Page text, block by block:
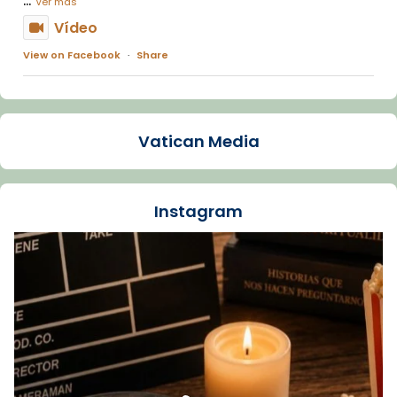
Vídeo
View on Facebook · Share
Arquebisbat de Barcelona
La Carmina va patir depressió. Fa gairebé
dos mesos, a l'Estadi Lluís Companys, la
Recupera l'entrevista comp
Vatican
tican News 👇
www.vaticannews.va/es/iglesia/news/2026-
07/carmina-historia-depresion-papa-viaje-
espana-testimoni...
Foto
Vatican Media
Instagram